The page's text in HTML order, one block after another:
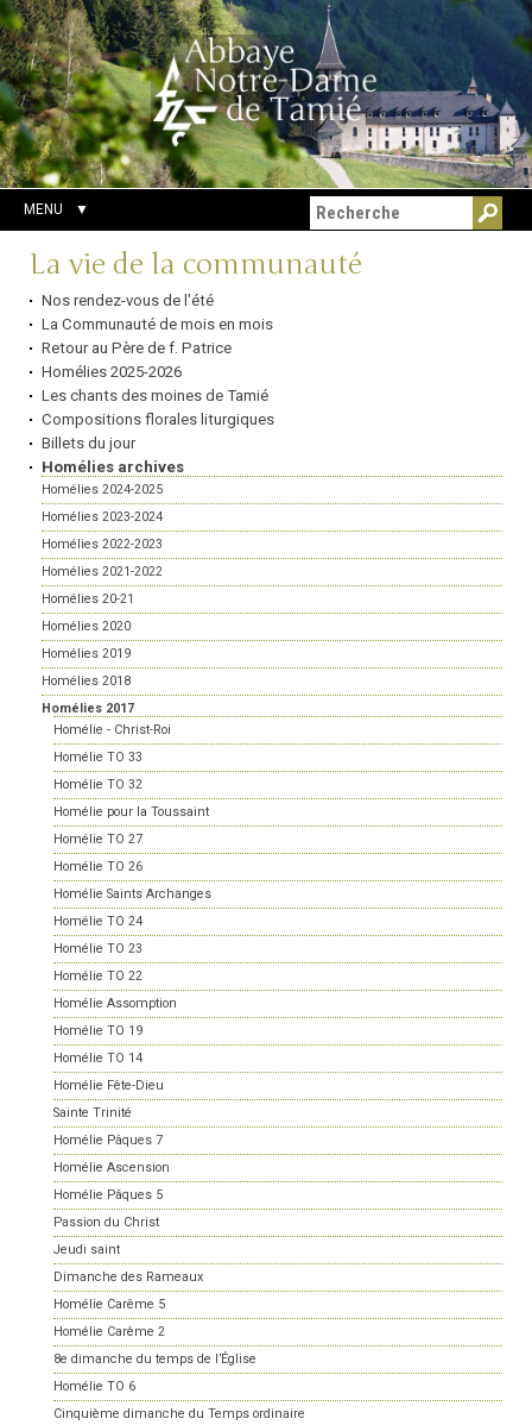
Aller
au
contenu.
|
Aller
à
la
navigation
Outils
personnels
Chercher par
Recherche
avancée…
MENU
Navigation
La vie de la communauté
Nos rendez-vous de l'été
La Communauté de mois en mois
Retour au Père de f. Patrice
Homélies 2025-2026
Les chants des moines de Tamié
Compositions florales liturgiques
Billets du jour
Homélies archives
Homélies 2024-2025
Homélies 2023-2024
Homélies 2022-2023
Homélies 2021-2022
Homélies 20-21
Homélies 2020
Homélies 2019
Homélies 2018
Homélies 2017
Homélie - Christ-Roi
Homélie TO 33
Homélie TO 32
Homélie pour la Toussaint
Homélie TO 27
Homélie TO 26
Homélie Saints Archanges
Homélie TO 24
Homélie TO 23
Homélie TO 22
Homélie Assomption
Homélie TO 19
Homélie TO 14
Homélie Fête-Dieu
Sainte Trinité
Homélie Pâques 7
Homélie Ascension
Homélie Pâques 5
Passion du Christ
Jeudi saint
Dimanche des Rameaux
Homélie Carême 5
Homélie Carême 2
8e dimanche du temps de l’Église
Homélie TO 6
Cinquième dimanche du Temps ordinaire